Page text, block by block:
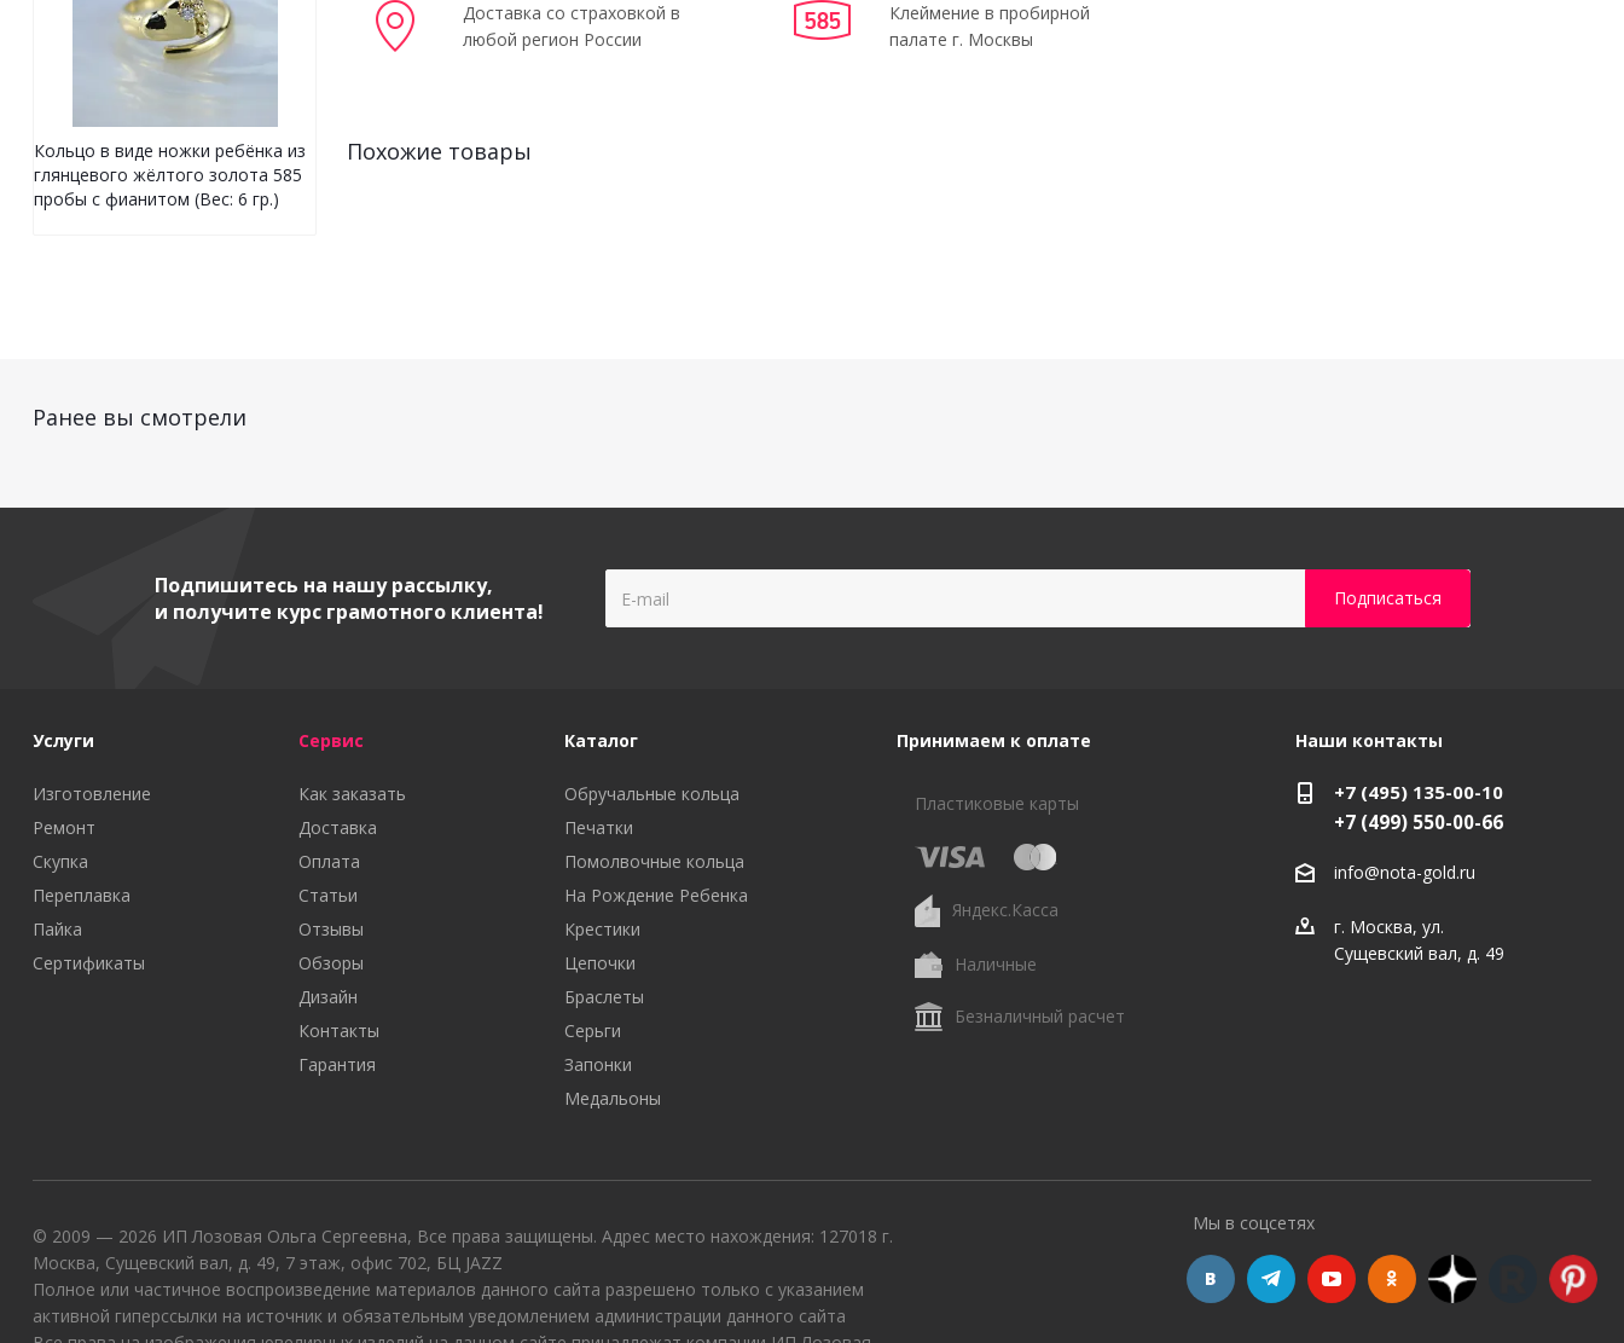
Доставка со страховкой в
любой регион России
Клеймение в пробирной
палате г. Москвы
Похожие товары
Кольцо в виде ножки ребёнка из
глянцевого жёлтого золота 585
пробы с фианитом (Вес: 6 гр.)
Ранее вы смотрели
Подпишитесь на нашу рассылку,
и получите курс грамотного клиента!
Услуги
Изготовление
Ремонт
Скупка
Переплавка
Пайка
Сертификаты
Сервис
Как заказать
Доставка
Оплата
Статьи
Отзывы
Обзоры
Дизайн
Контакты
Гарантия
Каталог
Обручальные кольца
Печатки
Помолвочные кольца
На Рождение Ребенка
Крестики
Цепочки
Браслеты
Серьги
Запонки
Медальоны
Принимаем к оплате
Пластиковые карты
Яндекс.Касса
Наличные
Безналичный расчет
Наши контакты
+7 (495) 135-00-10
+7 (499) 550-00-66
info@nota-gold.ru
г. Москва, ул.
Сущевский вал, д. 49
© 2009 — 2026 ИП Лозовая Ольга Сергеевна, Все права защищены. Адрес место нахождения: 127018 г.
Москва, Сущевский вал, д. 49, 7 этаж, офис 702, БЦ JAZZ
Полное или частичное воспроизведение материалов данного сайта разрешено только с указанием
активной гиперссылки на источник и обязательным уведомлением администрации данного сайта
Мы в соцсетях